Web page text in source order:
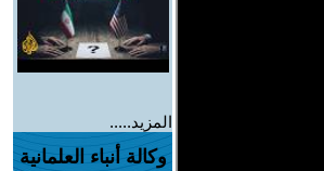
المزيد.....
وكالة أنباء العلمانية